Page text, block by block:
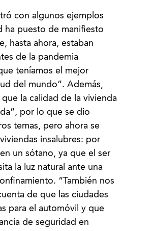
con algunos ejemplos
ha puesto de manifiesto
hasta ahora, estaban
de la pandemia
teníamos el mejor
del mundo”. Además,
que la calidad de la vivienda
por lo que se dio
temas, pero ahora se
insalubres: por
un sótano, ya que el ser
la luz natural ante una
“También nos
de que las ciudades
para el automóvil y que
de seguridad en